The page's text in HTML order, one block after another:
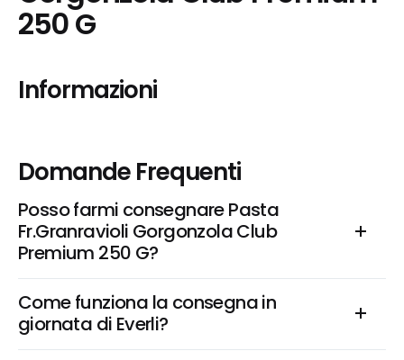
250 G
Informazioni
Domande Frequenti
Posso farmi consegnare Pasta
Fr.Granravioli Gorgonzola Club
Premium 250 G?
Come funziona la consegna in
giornata di Everli?